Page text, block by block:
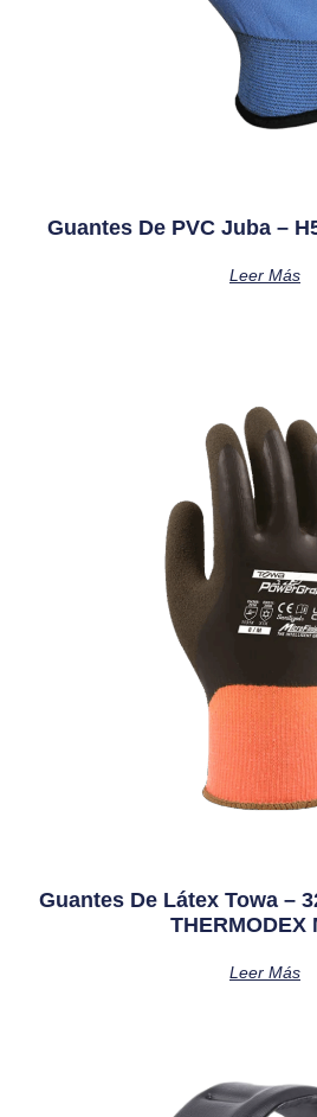
Guantes De PVC Juba –
Leer Más
Guantes De Látex Towa –
THERMODEX
Leer Más